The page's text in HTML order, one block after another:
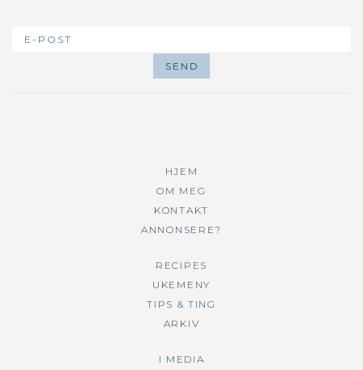
HJEM
OM MEG
KONTAKT
ANNONSERE?
RECIPES
UKEMENY
TIPS & TING
ARKIV
I MEDIA